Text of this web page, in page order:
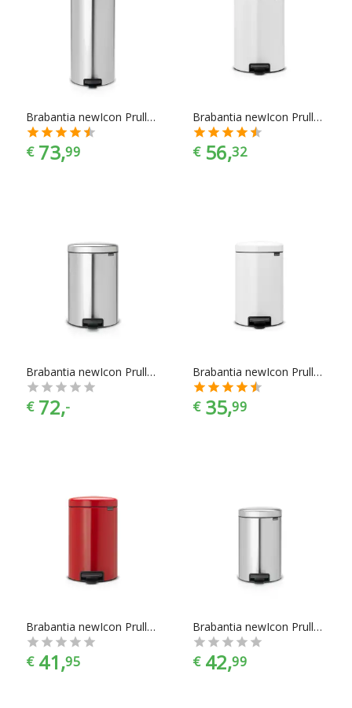
Brabantia newIcon Prullenbak - 30 l - Matt Steel Fingerprint Proof
€ 73,99
Brabantia newIcon Prullenbak - 20 l - White
€ 56,32
Brabantia newIcon Prullenbak - 20 l - Matt Steel Fingerprint Proof
€ 72,-
Brabantia newIcon Prullenbak - 12 l - Wit
€ 35,99
Brabantia newIcon Prullenbak - 12 l - Passion Red
€ 41,95
Brabantia newIcon Prullenbak - 12 l - Matt Steel Fingerprint Proof
€ 42,99